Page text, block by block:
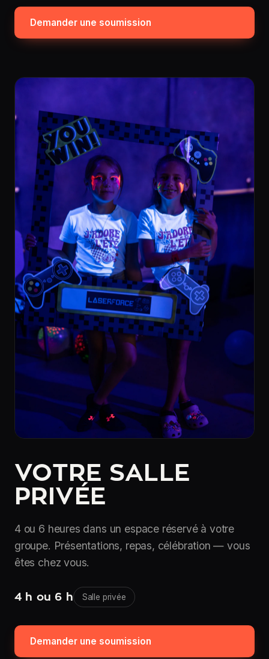
Demander une soumission
VOTRE SALLE
PRIVÉE
4 ou 6 heures dans un espace réservé à votre
groupe. Présentations, repas, célébration — vous
êtes chez vous.
4 h ou 6 h Salle privée
Demander une soumission